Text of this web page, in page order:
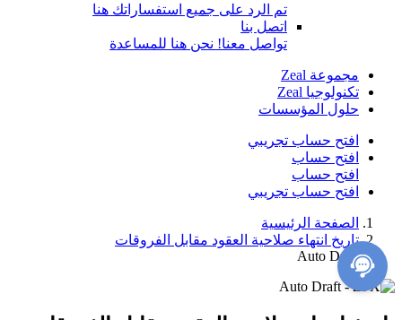
تم الرد على جميع استفساراتك هنا
اتصل بنا
تواصل معنا! نحن هنا للمساعدة
مجموعة Zeal
تكنولوجيا Zeal
حلول المؤسسات
افتح حساب تجريبي
افتح حساب
افتح حساب
افتح حساب تجريبي
الصفحة الرئيسية
تاريخ انتهاء صلاحية العقود مقابل الفروقات
Auto Draft